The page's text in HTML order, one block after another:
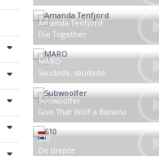
Moldavie
Grèce
Amanda Tenfjord
Die Together
Portugal
MARO
Saudade, saudade
Norvège
Subwoolfer
Give That Wolf a Banana
Pays-Bas
S10
De diepte